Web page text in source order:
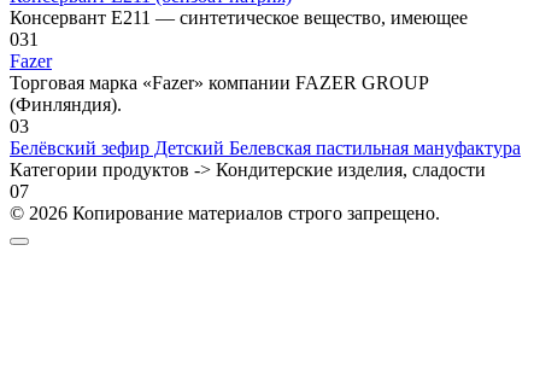
Консервант E211 — синтетическое вещество, имеющее
031
Fazer
Торговая марка «Fazer» компании FAZER GROUP
(Финляндия).
03
Белёвский зефир Детский Белевская пастильная мануфактура
Категории продуктов -> Кондитерские изделия, сладости
07
© 2026 Копирование материалов строго запрещено.